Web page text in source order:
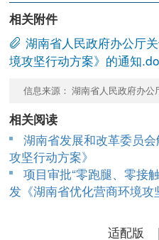
相关附件
湖南省人民政府办公厅
境攻坚行动方案》的通知
信息来源： 湖南省人民政府办
相关阅读
湖南省发展和改革委员
攻坚行动方案》
项目审批“零跑腿、零接
发《湖南省优化营商环境攻
适配版 |